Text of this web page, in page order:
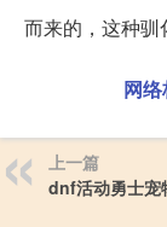
而来的，这种驯
网络
上一篇
dnf活动勇士宠